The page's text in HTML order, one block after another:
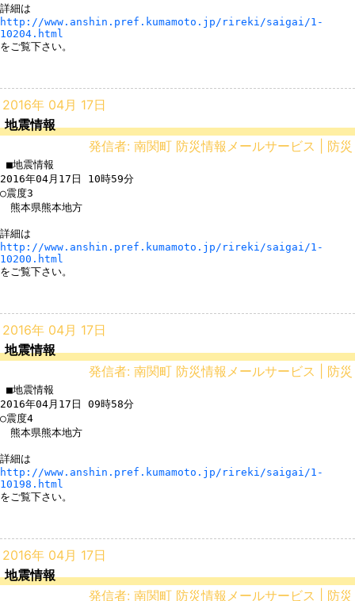
http://www.anshin.pref.kumamoto.jp/rireki/saigai/1-
10204.html
をご覧下さい。
2016年 04月 17日
地震情報
発信者: 南関町 防災情報メールサービス | 防災
2016年04月17日 10時59分
○震度3
熊本県熊本地方
http://www.anshin.pref.kumamoto.jp/rireki/saigai/1-
10200.html
をご覧下さい。
2016年 04月 17日
地震情報
発信者: 南関町 防災情報メールサービス | 防災
2016年04月17日 09時58分
○震度4
熊本県熊本地方
http://www.anshin.pref.kumamoto.jp/rireki/saigai/1-
10198.html
をご覧下さい。
2016年 04月 17日
地震情報
発信者: 南関町 防災情報メールサービス | 防災